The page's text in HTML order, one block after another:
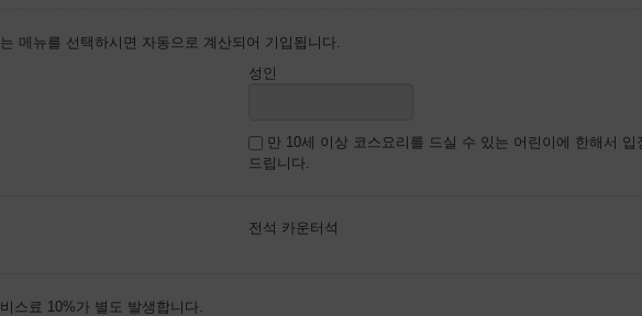
메뉴를 선택하시면 자동으로 계산되어 기입됩니다.
성인
만 10세 이상 코스요리를 드실 수 있는 어린이에 한해서
드립니다.
전석 카운터석
스료 10%가 별도 발생합니다.